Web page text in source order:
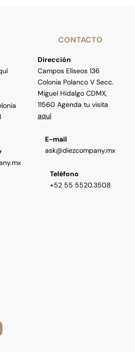
CONTACTO
Dirección
Campos Elíseos 136
Colonia Polanco V Secc.
Miguel Hidalgo CDMX,
11560 Agenda tu visita
aquí
E-mail
ask@diezcompany.mx
Teléfono
+52 55 5520.3508